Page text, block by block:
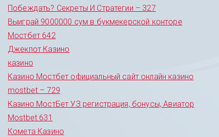
Побеждать? Секреты И Стратегии – 327
Выиграй 9000000 сум в букмекерской конторе
Мостбет 642
Джекпот Казино
казино
Казино Мостбет официальный сайт онлайн казино
mostbet – 729
Казино МостБет УЗ регистрация, бонусы, Авиатор
Mostbet 631
Комета Казино